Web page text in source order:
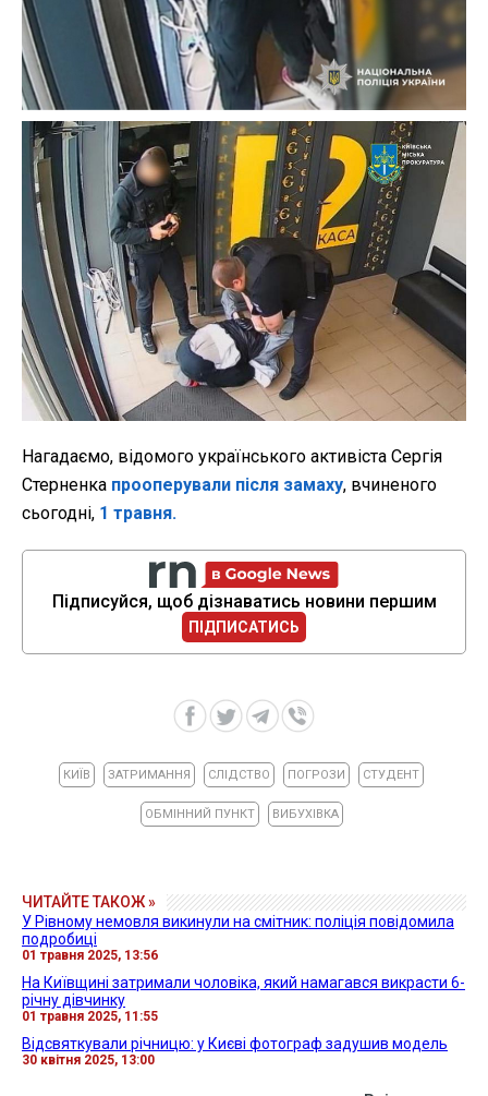
Нагадаємо, відомого українського активіста Сергія
Стерненка прооперували після замаху, вчиненого
сьогодні, 1 травня.
Підписуйся, щоб дізнаватись новини першим
ПІДПИСАТИСЬ
КИЇВ ЗАТРИМАННЯ СЛІДСТВО ПОГРОЗИ СТУДЕНТ
ОБМІННИЙ ПУНКТ ВИБУХІВКА
ЧИТАЙТЕ ТАКОЖ »
У Рівному немовля викинули на смітник: поліція повідомила
подробиці
01 травня 2025, 13:56
На Київщині затримали чоловіка, який намагався викрасти 6-
річну дівчинку
01 травня 2025, 11:55
Відсвяткували річницю: у Києві фотограф задушив модель
30 квітня 2025, 13:00